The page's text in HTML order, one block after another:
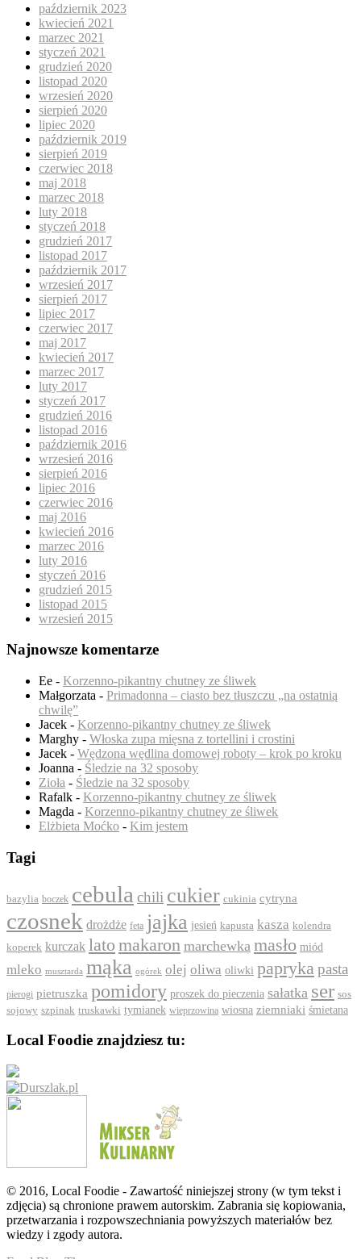
październik 2023
kwiecień 2021
marzec 2021
styczeń 2021
grudzień 2020
listopad 2020
wrzesień 2020
sierpień 2020
lipiec 2020
październik 2019
sierpień 2019
czerwiec 2018
maj 2018
marzec 2018
luty 2018
styczeń 2018
grudzień 2017
listopad 2017
październik 2017
wrzesień 2017
sierpień 2017
lipiec 2017
czerwiec 2017
maj 2017
kwiecień 2017
marzec 2017
luty 2017
styczeń 2017
grudzień 2016
listopad 2016
październik 2016
wrzesień 2016
sierpień 2016
lipiec 2016
czerwiec 2016
maj 2016
kwiecień 2016
marzec 2016
luty 2016
styczeń 2016
grudzień 2015
listopad 2015
wrzesień 2015
Najnowsze komentarze
Ee - Korzenno-pikantny chutney ze śliwek
Małgorzata - Primadonna – ciasto bez tłuszczu „na ostatnią
chwilę”
Jacek - Korzenno-pikantny chutney ze śliwek
Marghy - Włoska zupa mięsna z tortellini i crostini
Jacek - Wędzona wędlina domowej roboty – krok po kroku
Joanna - Śledzie na 32 sposoby
Zioła - Śledzie na 32 sposoby
Rafalk - Korzenno-pikantny chutney ze śliwek
Magda - Korzenno-pikantny chutney ze śliwek
Elżbieta Moćko - Kim jestem
Tagi
bazylia boczek cebula chili cukier cukinia cytryna
czosnek drożdże feta jajka jesień kapusta kasza kolendra
koperek kurczak lato makaron marchewka masło miód
mleko musztarda mąka ogórek olej oliwa oliwki papryka pasta
pierogi pietruszka pomidory proszek do pieczenia sałatka ser sos
sojowy szpinak truskawki tymianek wieprzowina wiosna ziemniaki śmietana
Local Foodie znajdziesz tu:
© 2016, Local Foodie - Zawartość niniejszej strony (w tym tekst i
zdjęcia) są chronione prawem autorskim. Zabrania się kopiowania,
przetwarzania i rozpowszechniania powyższych materiałów bez
wiedzy i zgody autora.